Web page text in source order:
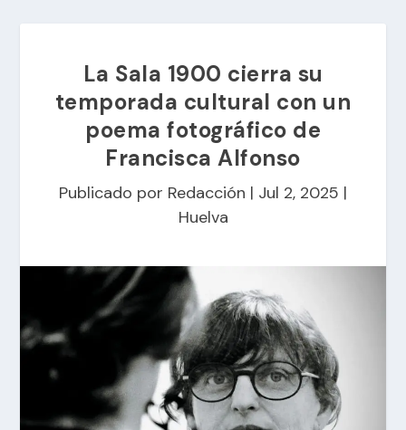
La Sala 1900 cierra su
temporada cultural con un
poema fotográfico de
Francisca Alfonso
Publicado por Redacción | Jul 2, 2025 |
Huelva